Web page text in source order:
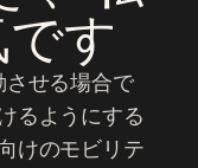
す
させる場合で
るようにする
けのモビリテ